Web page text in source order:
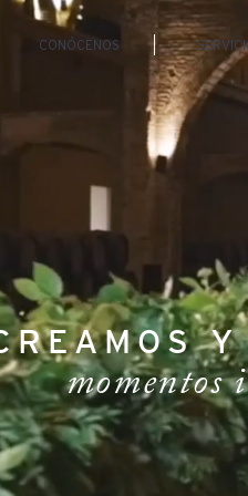
CONÓCENOS
momentos